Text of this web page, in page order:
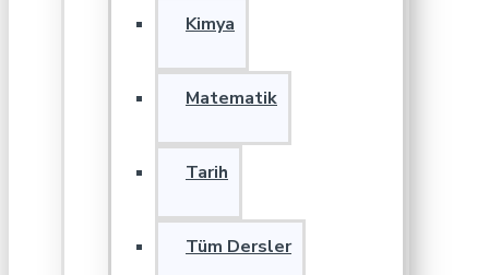
Kimya
Matematik
Tarih
Tüm Dersler